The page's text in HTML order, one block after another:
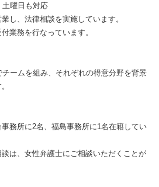
土曜日も対応
し、法律相談を実施しています。
業務を行なっています。
ームを組み、それぞれの得意分野を背景
務所に2名、福島事務所に1名在籍してい
は、女性弁護士にご相談いただくことが